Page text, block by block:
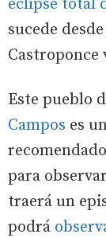
eclipse total
sucede
Castroponce
Este pueblo
Campos es
para
traerá un
podrá